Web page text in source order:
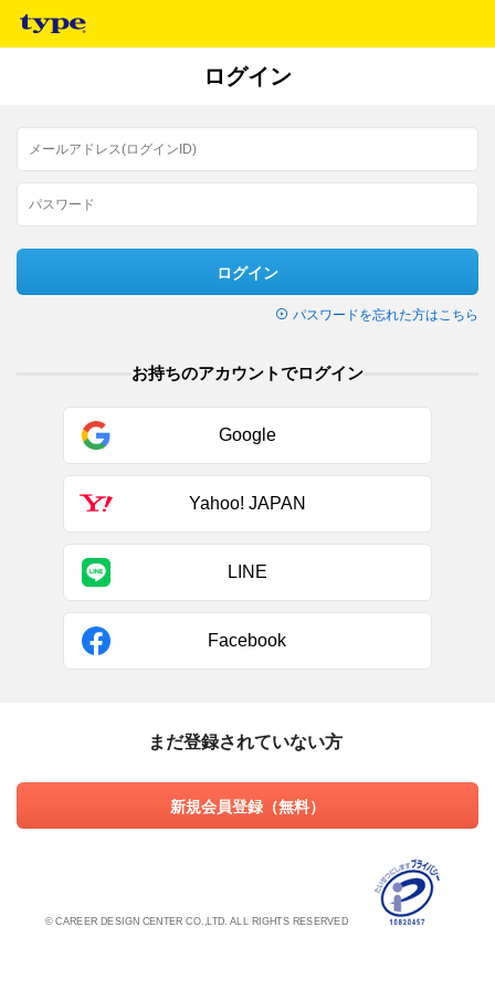
ログイン
ログイン
パスワードを忘れた方はこちら
お持ちのアカウントでログイン
Google
Yahoo! JAPAN
LINE
Facebook
まだ登録されていない方
新規会員登録（無料）
© CAREER DESIGN CENTER CO.,LTD. ALL RIGHTS RESERVED